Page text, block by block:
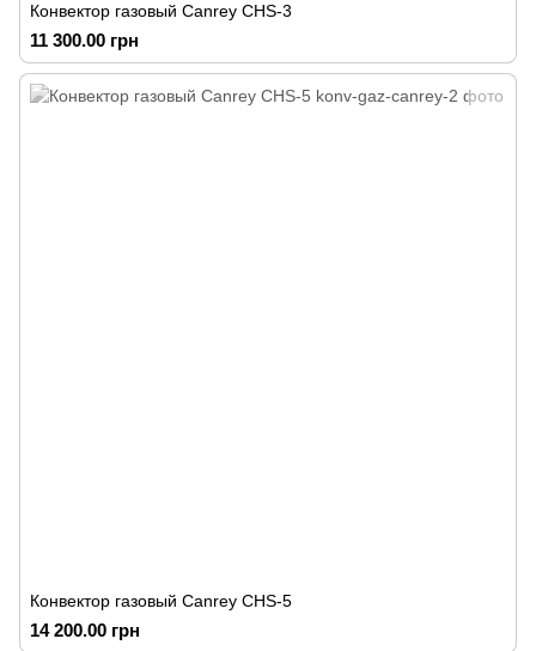
Конвектор газовый Canrey СНS-3
11 300.00 грн
Конвектор газовый Canrey СНS-5
14 200.00 грн